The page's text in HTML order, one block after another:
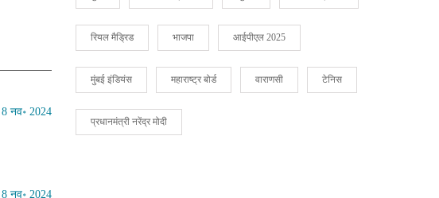
8 नव॰ 2024
8 नव॰ 2024
रियल मैड्रिड भाजपा आईपीएल 2025
मुंबई इंडियंस महाराष्ट्र बोर्ड वाराणसी टेनिस
प्रधानमंत्री नरेंद्र मोदी